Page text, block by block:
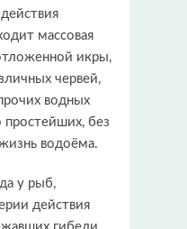
массовая
икры,
червей,
водных
простейших, без
водоёма.
у рыб,
действия